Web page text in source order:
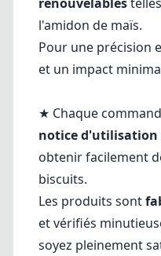
l'amidon de maïs.
Pour une précision
et un impact
★ Chaque
notice d'utilisation
obtenir facilement
biscuits.
Les produits sont
et vérifiés
soyez pleinement